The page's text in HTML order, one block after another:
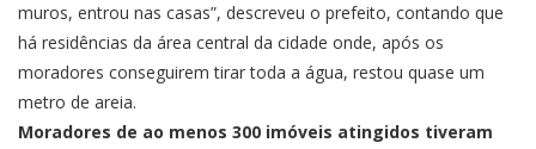
muros, entrou nas casas”, descreveu o prefeito, contando que
há residências da área central da cidade onde, após os
moradores conseguirem tirar toda a água, restou quase um
metro de areia.
Moradores de ao menos 300 imóveis atingidos tiveram